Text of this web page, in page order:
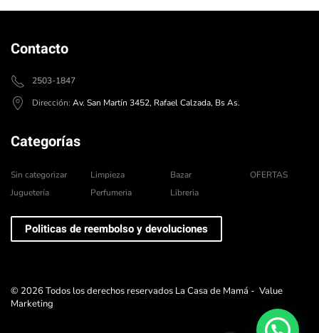
Contacto
2503-1847
Dirección: Av. San Martín 3452, Rafael Calzada, Bs As.
Categorías
Sin categorizar
Juguetería
Limpieza
Perfumeria
Bazar
Libreria
OFERTAS
Politicas de reembolso y devoluciones
© 2026 Todos los derechos reservados La Casa de Mamá - Value
Marketing